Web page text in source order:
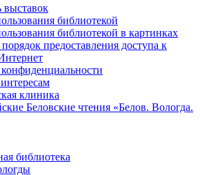
выставок
библиотекой
библиотекой в картинках
предоставления доступа к
клиника
Беловские чтения «Белов. Вологда.
библиотека